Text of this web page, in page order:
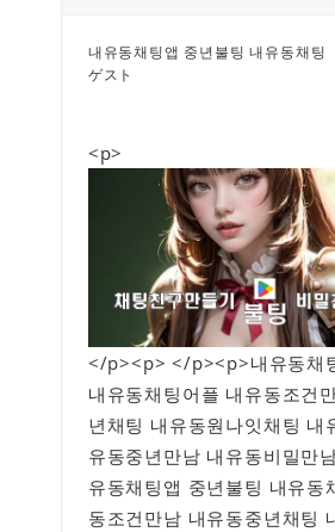
내유동채팅앱 중년불팅 내유동채팅
ゲスト
<p>
</p><p> </p><p>내유동채
내유동채팅어플 내유동조건
년채팅 내유동원나잇채팅 내
유동중년만남 내유동비밀만
유동채팅앱 중년불팅 내유동
동조건만남 내유동중년채팅